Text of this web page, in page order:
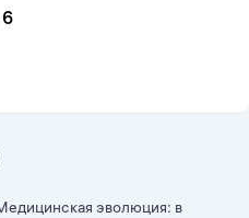
6
эволюция: в